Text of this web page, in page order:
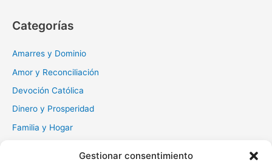
Gestionar consentimiento
r
Categorías
Amarres y Dominio
Amor y Reconciliación
Devoción Católica
Dinero y Prosperidad
Familia y Hogar